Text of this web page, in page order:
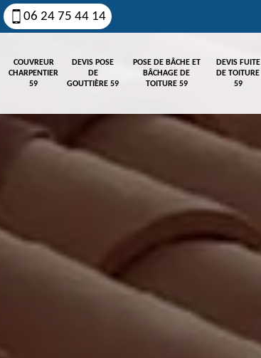
06 24 75 44 14
COUVREUR
CHARPENTIER
59
DEVIS POSE
DE
GOUTTIÈRE 59
POSE DE BÂCHE ET
BÂCHAGE DE
TOITURE 59
DEVIS FUITE
DE TOITURE
59